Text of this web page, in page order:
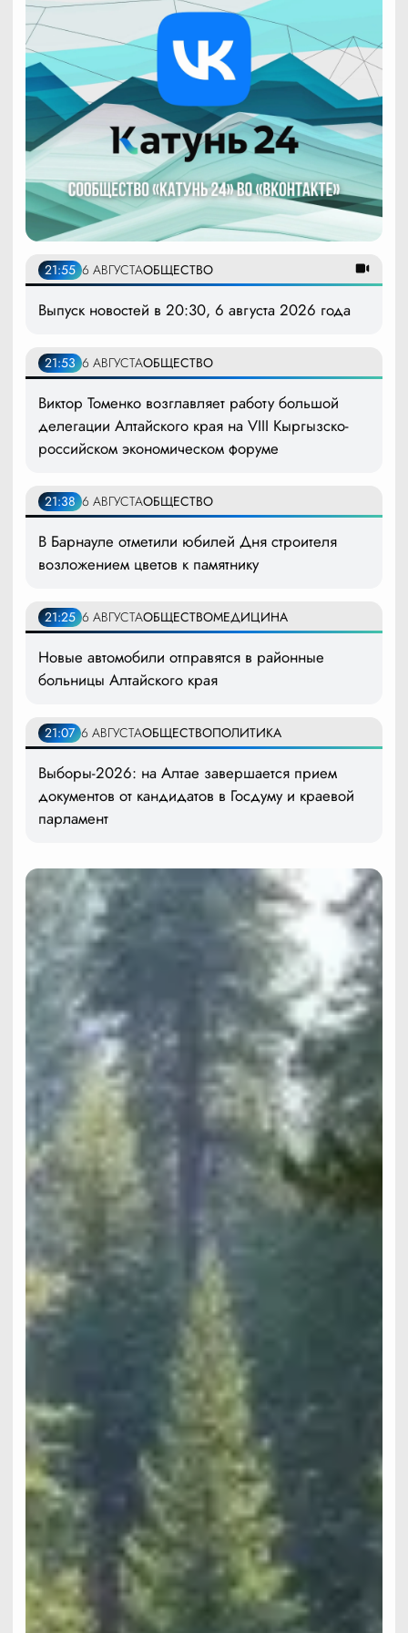
21:55 6 АВГУСТАОБЩЕСТВО
Выпуск новостей в 20:30, 6 августа 2026 года
21:53 6 АВГУСТАОБЩЕСТВО
Виктор Томенко возглавляет работу большой
делегации Алтайского края на VIII Кыргызско-
российском экономическом форуме
21:38 6 АВГУСТАОБЩЕСТВО
В Барнауле отметили юбилей Дня строителя
возложением цветов к памятнику
21:25 6 АВГУСТАОБЩЕСТВОМЕДИЦИНА
Новые автомобили отправятся в районные
больницы Алтайского края
21:07 6 АВГУСТАОБЩЕСТВОПОЛИТИКА
Выборы-2026: на Алтае завершается прием
документов от кандидатов в Госдуму и краевой
парламент